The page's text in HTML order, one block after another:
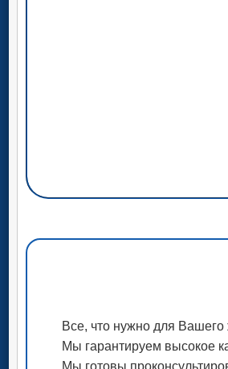
Все, что нужно для Вашего
Мы гарантируем высокое